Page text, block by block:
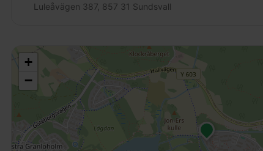
Luleåvägen 387, 857 31 Sundsvall
+
−